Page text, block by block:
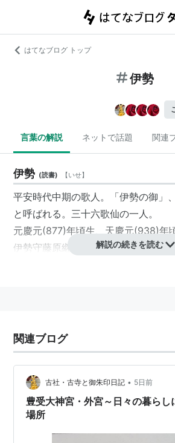
はてなブログ トップ
伊勢
言葉の解説 ネットで話題 関連
伊勢 (読書) 【いせ】
平安時代中期の歌人。「伊勢の御」
と呼ばれる。三十六歌仙の一人。
元慶元(877)年頃生、天慶元(938)年
伊勢守藤原継蔭の娘。「伊勢」は女
後、宇多天皇の皇子敦慶親王との間
私家集は『伊勢集』。『古今和歌集
撰和歌集』に七十首入集。女流歌人
た。
難波潟短き葦のふしの間も逢はで
てよとや
解説の続きを読む
関連ブログ
古社・古寺と御朱印日記 • 5日前
豊受大神宮・外宮～日々の暮らし
場所